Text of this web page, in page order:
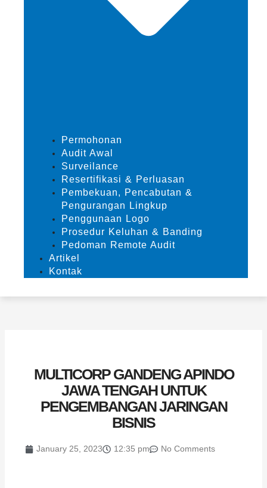
Permohonan
Audit Awal
Surveilance
Resertifikasi & Perluasan
Pembekuan, Pencabutan &
Pengurangan Lingkup
Penggunaan Logo
Prosedur Keluhan & Banding
Pedoman Remote Audit
Artikel
Kontak
MULTICORP GANDENG APINDO
JAWA TENGAH UNTUK
PENGEMBANGAN JARINGAN
BISNIS
January 25, 2023 12:35 pm No Comments